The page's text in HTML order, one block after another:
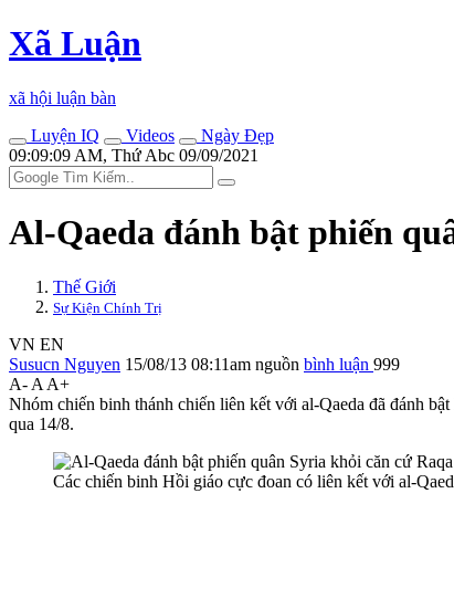
Xã Luận
xã hội luận bàn
Luyện IQ
Videos
Ngày Đẹp
09:09:09 AM, Thứ Abc 09/09/2021
Al-Qaeda đánh bật phiến
Thế Giới
Sự Kiện Chính Trị
VN EN
Susucn Nguyen 15/08/13 08:11am nguồn bình luận 999
A- A A+
Nhóm chiến binh thánh chiến liên kết với al-Qaeda đã đánh
qua 14/8.
Các chiến binh Hồi giáo cực đoan có liên kết với al-